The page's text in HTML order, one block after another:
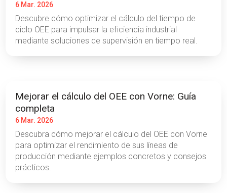
6 Mar. 2026
Descubre cómo optimizar el cálculo del tiempo de
ciclo OEE para impulsar la eficiencia industrial
mediante soluciones de supervisión en tiempo real.
Mejorar el cálculo del OEE con Vorne: Guía
completa
6 Mar. 2026
Descubra cómo mejorar el cálculo del OEE con Vorne
para optimizar el rendimiento de sus líneas de
producción mediante ejemplos concretos y consejos
prácticos.